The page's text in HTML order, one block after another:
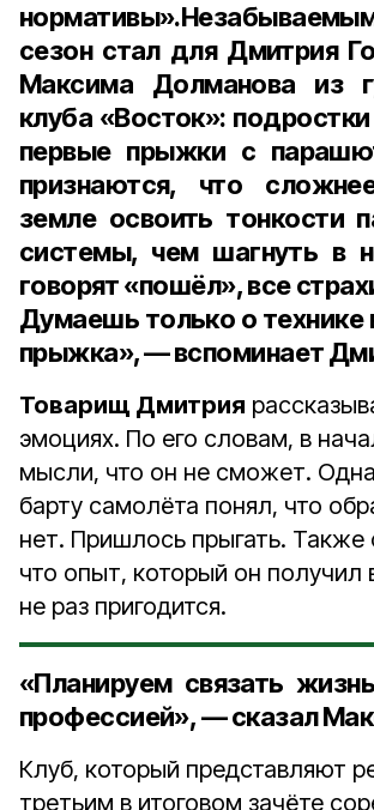
сезон стал для Дмитрия
Максима Долманова из
клуба «Восток»:
первые прыжки с
признаются, что
земле освоить тонкости
системы, чем шагнуть в
говорят «пошёл», все
Думаешь только о технике
прыжка», — вспоминает
Товарищ Дмитрия
эмоциях. По его словам, в
мысли, что он не сможет.
барту самолёта понял, что
нет. Пришлось прыгать. Также
что опыт, который он получил
не раз пригодится.
«Планируем связать
профессией», — сказал
Клуб, который представляют
третьим в итоговом зачёте